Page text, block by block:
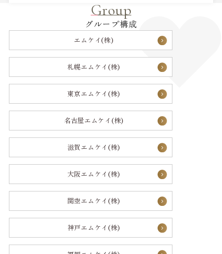
Group
グループ構成
エムケイ(株)
札幌エムケイ(株)
東京エムケイ(株)
名古屋エムケイ(株)
滋賀エムケイ(株)
大阪エムケイ(株)
関空エムケイ(株)
神戸エムケイ(株)